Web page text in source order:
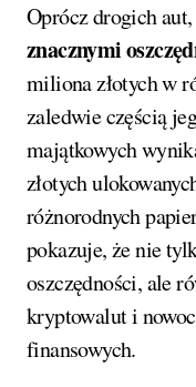
Oprócz drogich
znacznymi
miliona złotych w
zaledwie częścią
majątkowych
złotych
różnorodnych
pokazuje, że nie
oszczędności, ale
kryptowalut i
finansowych.